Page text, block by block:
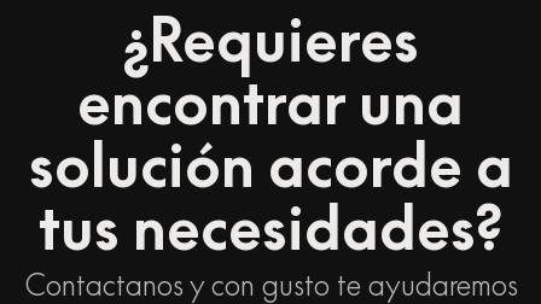
¿Requieres
encontrar una
solución acorde a
tus necesidades?
Contactanos y con gusto te ayudaremos